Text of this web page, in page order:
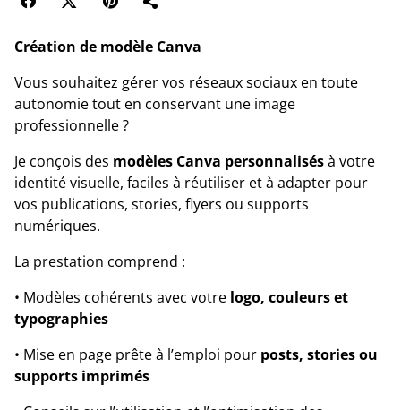
Création de modèle Canva
Vous souhaitez gérer vos réseaux sociaux en toute
autonomie tout en conservant une image
professionnelle ?
Je conçois des modèles Canva personnalisésà votre
identité visuelle, faciles à réutiliser et à adapter pour
vos publications, stories, flyers ou supports
numériques.
La prestation comprend :
• Modèles cohérents avec votre logo, couleurs et
typographies
• Mise en page prête à l’emploi pour posts, stories ou
supports imprimés